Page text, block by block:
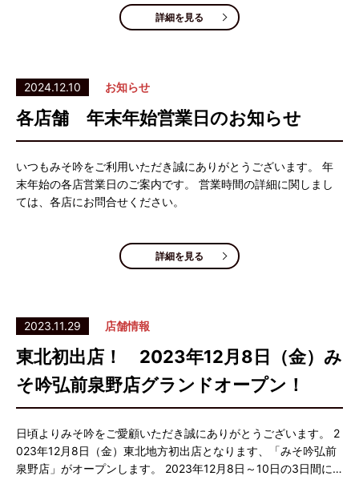
詳細を見る
2024.12.10 お知らせ
各店舗 年末年始営業日のお知らせ
いつもみそ吟をご利用いただき誠にありがとうございます。 年
末年始の各店営業日のご案内です。 営業時間の詳細に関しまし
ては、各店にお問合せください。
詳細を見る
2023.11.29 店舗情報
東北初出店！ 2023年12月8日（金）み
そ吟弘前泉野店グランドオープン！
日頃よりみそ吟をご愛顧いただき誠にありがとうございます。 2
023年12月8日（金）東北地方初出店となります、「みそ吟弘前
泉野店」がオープンします。 2023年12月8日～10日の3日間に…